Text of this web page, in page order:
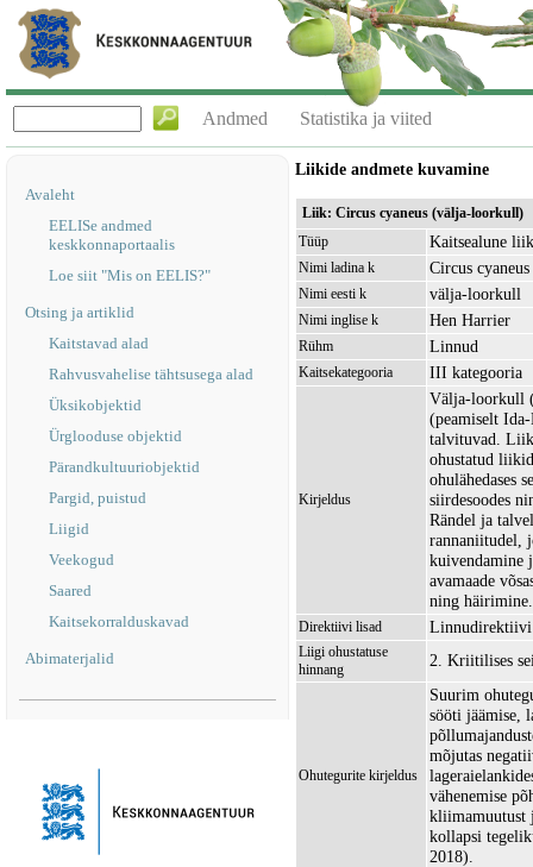
Andmed Statistika ja viited
Avaleht
EELISe andmed
keskkonnaportaalis
Loe siit "Mis on EELIS?"
Otsing ja artiklid
Kaitstavad alad
Rahvusvahelise tähtsusega alad
Üksikobjektid
Ürglooduse objektid
Pärandkultuuriobjektid
Pargid, puistud
Liigid
Veekogud
Saared
Kaitsekorralduskavad
Abimaterjalid
Liikide andmete kuvamine
Liik: Circus cyaneus (välja-loorkull)
Tüüp
Kaitsealune liik
Nimi ladina k Circus cyaneus
Nimi eesti k välja-loorkull
Nimi inglise k Hen Harrier
Rühm Linnud
Kaitsekategooria III kategooria
Kirjeldus
Välja-loorkull
(peamiselt
talvituvad.
ohustatud
ohulähedases
siirdesoodes
Rändel ja
rannaniitudel,
kuivendamine
avamaade
ning häirimine.
Direktiivi lisad
Liigi ohustatuse
hinnang
2. Kriitilises
Ohutegurite kirjeldus
Suurim
sööti jäämise,
mõjutas
vähenemise
kliimamuutust
kollapsi
2018).